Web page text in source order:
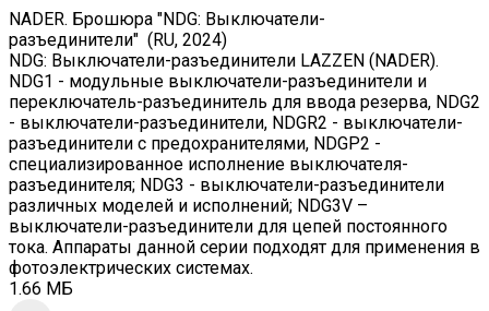
NADER. Брошюра "NDG: Выключатели-
разъединители" (RU, 2024)
NDG: Выключатели-разъединители LAZZEN (NADER).
NDG1 - модульные выключатели-разъединители и
переключатель-разъединитель для ввода резерва, NDG2
- выключатели-разъединители, NDGR2 - выключатели-
разъединители с предохранителями, NDGP2 -
специализированное исполнение выключателя-
разъединителя; NDG3 - выключатели-разъединители
различных моделей и исполнений; NDG3V –
выключатели-разъединители для цепей постоянного
тока. Аппараты данной серии подходят для применения в
фотоэлектрических системах.
1.66 МБ